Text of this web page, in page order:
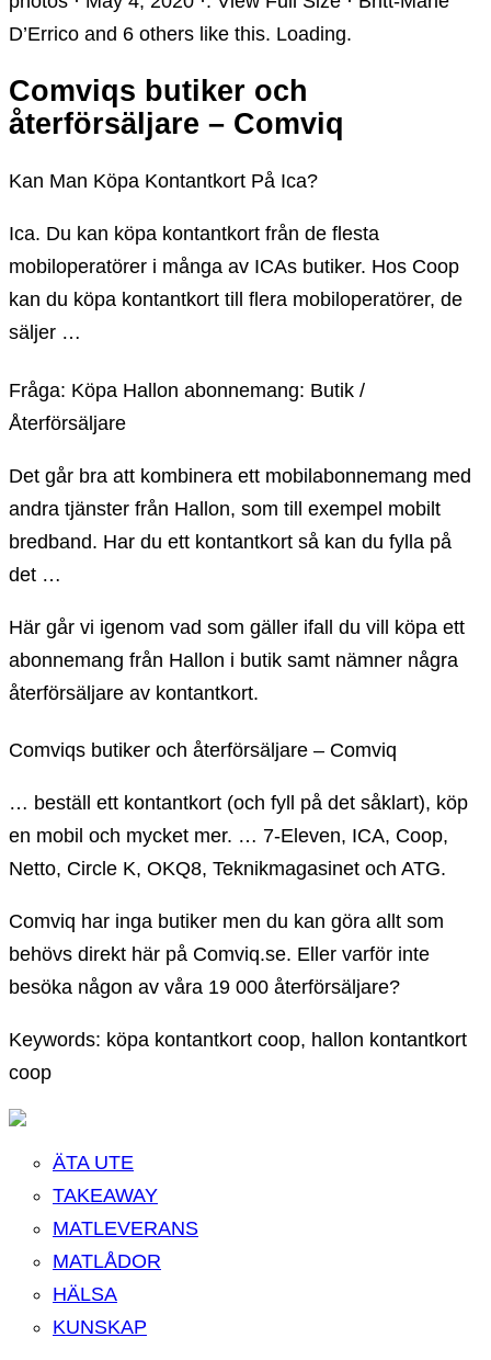
D’Errico and 6 others like this. Loading.
Comviqs butiker och
återförsäljare – Comviq
Kan Man Köpa Kontantkort På Ica?
Ica. Du kan köpa kontantkort från de flesta
mobiloperatörer i många av ICAs butiker. Hos Coop
kan du köpa kontantkort till flera mobiloperatörer, de
säljer …
Fråga: Köpa Hallon abonnemang: Butik /
Återförsäljare
Det går bra att kombinera ett mobilabonnemang med
andra tjänster från Hallon, som till exempel mobilt
bredband. Har du ett kontantkort så kan du fylla på
det …
Här går vi igenom vad som gäller ifall du vill köpa ett
abonnemang från Hallon i butik samt nämner några
återförsäljare av kontantkort.
Comviqs butiker och återförsäljare – Comviq
… beställ ett kontantkort (och fyll på det såklart), köp
en mobil och mycket mer. … 7-Eleven, ICA, Coop,
Netto, Circle K, OKQ8, Teknikmagasinet och ATG.
Comviq har inga butiker men du kan göra allt som
behövs direkt här på Comviq.se. Eller varför inte
besöka någon av våra 19 000 återförsäljare?
Keywords: köpa kontantkort coop, hallon kontantkort
coop
ÄTA UTE
TAKEAWAY
MATLEVERANS
MATLÅDOR
HÄLSA
KUNSKAP